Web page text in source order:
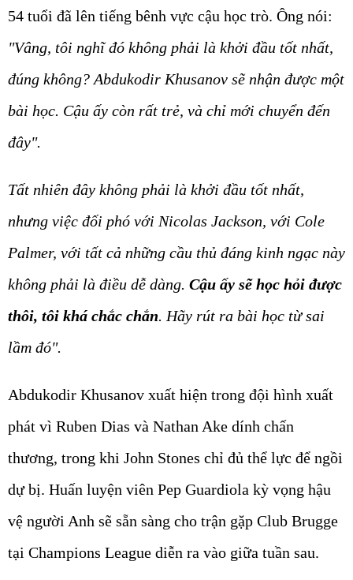
54 tuổi đã lên tiếng bênh vực cậu học trò. Ông nói:
"Vâng, tôi nghĩ đó không phải là khởi đầu tốt nhất,
đúng không? Abdukodir Khusanov sẽ nhận được một
bài học. Cậu ấy còn rất trẻ, và chỉ mới chuyển đến
đây".
Tất nhiên đây không phải là khởi đầu tốt nhất,
nhưng việc đối phó với Nicolas Jackson, với Cole
Palmer, với tất cả những cầu thủ đáng kinh ngạc này
không phải là điều dễ dàng. Cậu ấy sẽ học hỏi được
thôi, tôi khá chắc chắn. Hãy rút ra bài học từ sai
lầm đó".
Abdukodir Khusanov xuất hiện trong đội hình xuất
phát vì Ruben Dias và Nathan Ake dính chấn
thương, trong khi John Stones chỉ đủ thể lực để ngồi
dự bị. Huấn luyện viên Pep Guardiola kỳ vọng hậu
vệ người Anh sẽ sẵn sàng cho trận gặp Club Brugge
tại Champions League diễn ra vào giữa tuần sau.